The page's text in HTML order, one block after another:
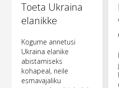
Toeta Ukraina
elanikke
Kogume annetusi
Ukraina elanike
abistamiseks
kohapeal, neile
esmavajaliku